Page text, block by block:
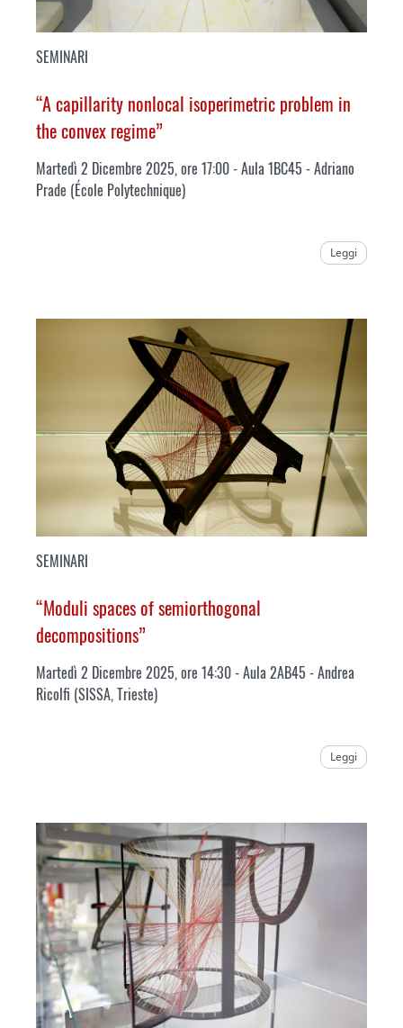
SEMINARI
“A capillarity nonlocal isoperimetric problem in
the convex regime”
Martedì 2 Dicembre 2025, ore 17:00 - Aula 1BC45 - Adriano
Prade (École Polytechnique)
Leggi
SEMINARI
“Moduli spaces of semiorthogonal
decompositions”
Martedì 2 Dicembre 2025, ore 14:30 - Aula 2AB45 - Andrea
Ricolfi (SISSA, Trieste)
Leggi